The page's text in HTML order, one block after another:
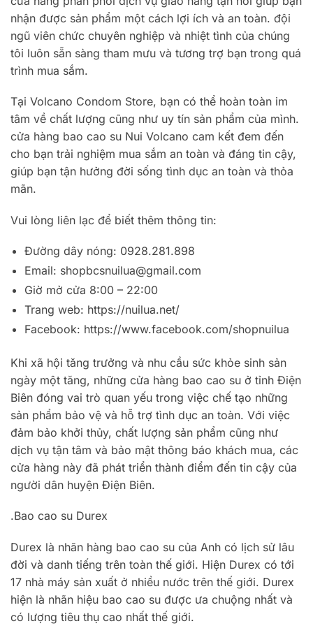
nhận được sản phẩm một cách lợi ích và an toàn. đội
ngũ viên chức chuyên nghiệp và nhiệt tình của chúng
tôi luôn sẵn sàng tham mưu và tương trợ bạn trong quá
trình mua sắm.
Tại Volcano Condom Store, bạn có thể hoàn toàn im
tâm về chất lượng cũng như uy tín sản phẩm của mình.
cửa hàng bao cao su Nui Volcano cam kết đem đến
cho bạn trải nghiệm mua sắm an toàn và đáng tin cậy,
giúp bạn tận hưởng đời sống tình dục an toàn và thỏa
mãn.
Vui lòng liên lạc để biết thêm thông tin:
Đường dây nóng: 0928.281.898
Email: shopbcsnuilua@gmail.com
Giờ mở cửa 8:00 – 22:00
Trang web: https://nuilua.net/
Facebook: https://www.facebook.com/shopnuilua
Khi xã hội tăng trưởng và nhu cầu sức khỏe sinh sản
ngày một tăng, những cửa hàng bao cao su ở tỉnh Điện
Biên đóng vai trò quan yếu trong việc chế tạo những
sản phẩm bảo vệ và hỗ trợ tình dục an toàn. Với việc
đảm bảo khởi thủy, chất lượng sản phẩm cũng như
dịch vụ tận tâm và bảo mật thông báo khách mua, các
cửa hàng này đã phát triển thành điểm đến tin cậy của
người dân huyện Điện Biên.
.Bao cao su Durex
Durex là nhãn hàng bao cao su của Anh có lịch sử lâu
đời và danh tiếng trên toàn thế giới. Hiện Durex có tới
17 nhà máy sản xuất ở nhiều nước trên thế giới. Durex
hiện là nhãn hiệu bao cao su được ưa chuộng nhất và
có lượng tiêu thụ cao nhất thế giới.